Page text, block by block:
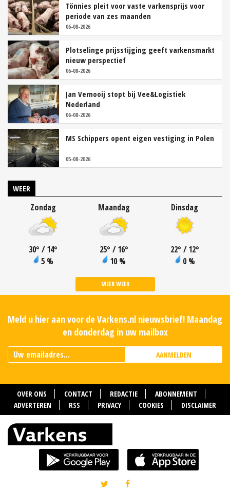
Tönnies pleit voor vaste varkensprijs voor
periode van zes maanden
06-08-2026
Plotselinge prijsstijging geeft varkensmarkt
nieuw perspectief
06-08-2026
Jan Vernooij stopt bij Vee&Logistiek
Nederland
06-08-2026
MS Schippers opent eigen vestiging in Polen
05-08-2026
WEER
Zondag
30° / 14°
5 %
Maandag
25° / 16°
10 %
Dinsdag
22° / 12°
0 %
MEER WEER
Meld u hier aan voor de Varkens.nl nieuwsbrief! Maandag
en donderdag in uw mailbox
AANMELDEN
OVER ONS CONTACT REDACTIE
ABONNEMENT
ADVERTEREN
RSS PRIVACY COOKIES DISCLAIMER